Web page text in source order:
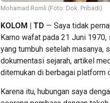
Mohamad Romli (Foto: Dok. Pribadi)
KOLOM | TD — Saya tidak
Karno wafat pada 21 Juni
yang tumbuh setelah masanya,
dokumentasi sejarah, artikel
ditemukan di berbagai platform
Karena itu, hubungan saya